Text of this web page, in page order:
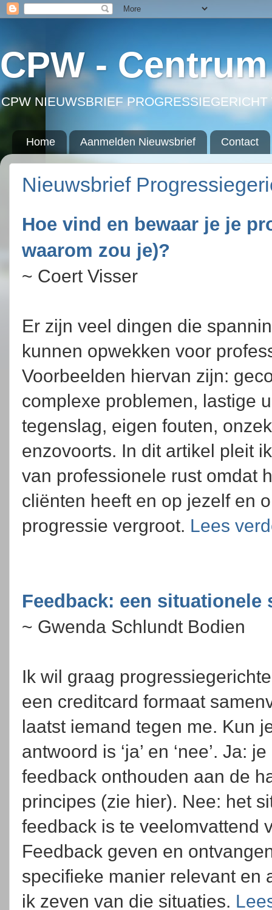
CPW -
CPW NIEUWSBRIEF
Home Aanmelden Nieuwsbrief Contact
Nieuwsbrief
Hoe vind en bewaar je je
waarom zou je)?
~ Coert Visser
Er zijn veel dingen die
kunnen opwekken voor
Voorbeelden hiervan zijn:
complexe problemen, lastige
tegenslag, eigen fouten,
enzovoorts. In dit artikel pleit
van professionele rust omdat
cliënten heeft en op jezelf en
progressie vergroot. Lees
Feedback: een situationele
~ Gwenda Schlundt Bodien
Ik wil graag
een creditcard formaat
laatst iemand tegen me. Kun
antwoord is ‘ja’ en ‘nee’. Ja:
feedback onthouden aan de
principes (zie hier). Nee: het
feedback is te veelomvattend
Feedback geven en
specifieke manier relevant en
ik zeven van die situaties.